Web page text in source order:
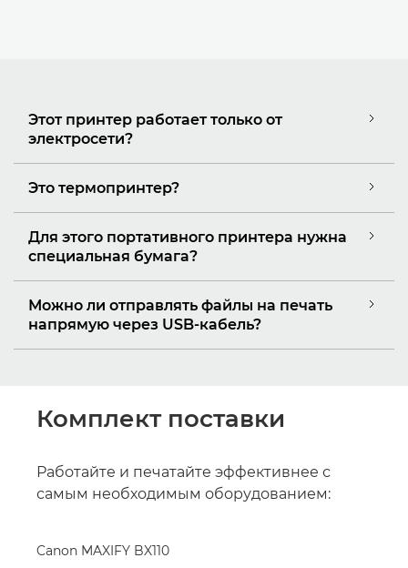
Этот принтер работает только от
электросети?
Это термопринтер?
Для этого портативного принтера нужна
специальная бумага?
Можно ли отправлять файлы на печать
напрямую через USB-кабель?
Комплект поставки
Работайте и печатайте эффективнее с
самым необходимым оборудованием:
Canon MAXIFY BX110